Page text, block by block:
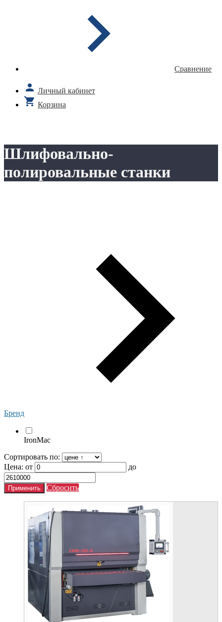
Сравнение
Личный кабинет
Корзина
Шлифовально-
полировальные станки
Бренд
IronMac
Сортировать по:
Цена: от до
Сбросить